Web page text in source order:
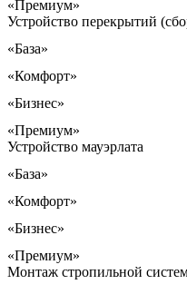
«Премиум»
Устройство перекрытий
«База»
«Комфорт»
«Бизнес»
«Премиум»
Устройство мауэрлата
«База»
«Комфорт»
«Бизнес»
«Премиум»
Монтаж стропильной